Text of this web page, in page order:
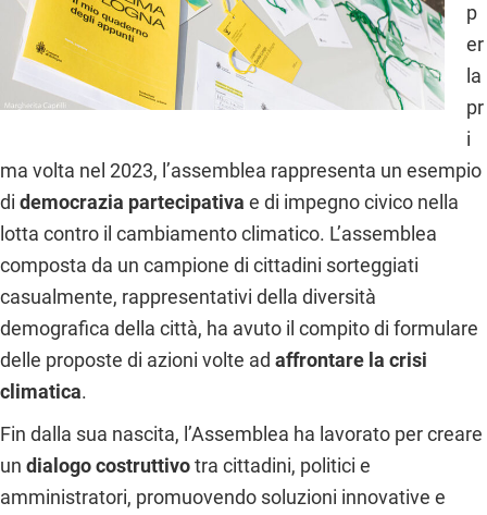
p
er
la
pr
i
ma volta nel 2023, l’assemblea rappresenta un esempio
di democrazia partecipativa e di impegno civico nella
lotta contro il cambiamento climatico. L’assemblea
composta da un campione di cittadini sorteggiati
casualmente, rappresentativi della diversità
demografica della città, ha avuto il compito di formulare
delle proposte di azioni volte ad affrontare la crisi
climatica.
Fin dalla sua nascita, l’Assemblea ha lavorato per creare
un dialogo costruttivotra cittadini, politici e
amministratori, promuovendo soluzioni innovative e